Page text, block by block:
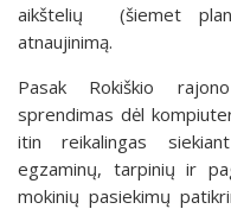
aikštelių (šiemet
atnaujinimą.
Pasak Rokiškio
sprendimas dėl
itin reikalingas
egzaminų, tarpinių ir
mokinių pasiekimų